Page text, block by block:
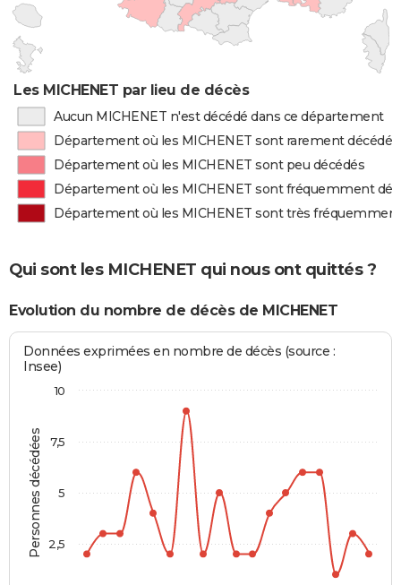
Les MICHENET par lieu de décès
Aucun MICHENET n'est décédé dans ce département
Département où les MICHENET sont rarement décédés
Département où les MICHENET sont peu décédés
Département où les MICHENET sont fréquemment
Département où les MICHENET sont très
Qui sont les MICHENET qui nous ont quittés ?
Evolution du nombre de décès de MICHENET
Personnes décédées
Données exprimées en nombre de décès (source :
Insee)
2,5
5
7,5
10